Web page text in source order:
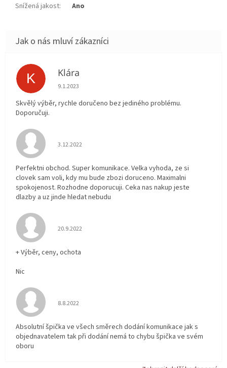
Snížená jakost: Ano
K Klára
Hodnocení obchodu je 5 z 5 hvězdiček.
9.1.2023
Skvělý výběr, rychle doručeno bez jediného problému.
Doporučuji.
Hodnocení obchodu je 5 z 5 hvězdiček.
3.12.2022
Perfektni obchod. Super komunikace. Velka vyhoda, ze si
clovek sam voli, kdy mu bude zbozi doruceno. Maximalni
spokojenost. Rozhodne doporucuji. Ceka nas nakup jeste
dlazby a uz jinde hledat nebudu
Hodnocení obchodu je 5 z 5 hvězdiček.
20.9.2022
+ Výběr, ceny, ochota
Nic
Hodnocení obchodu je 5 z 5 hvězdiček.
8.8.2022
Absolutní špička ve všech směrech dodání komunikace jak s
objednavatelem tak při dodání nemá to chybu špička ve svém
oboru